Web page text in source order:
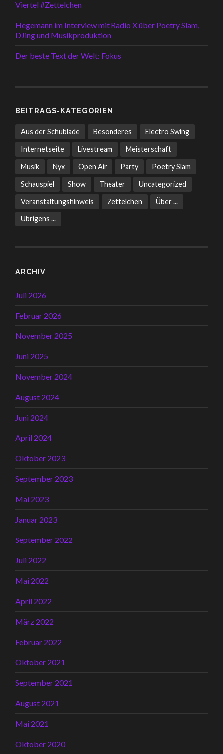
Viertel #Zettelchen
Hegemann im Interview mit Radio X über Poetry Slam,
DJing und Musikproduktion
Der beste Text der Welt: Fokus
BEITRAGS-KATEGORIEN
Aus der Schublade Besonderes Electro Swing
Internetseite Livestream Meisterschaft
Musik Nyx Open Air Party Poetry Slam
Schauspiel Show Theater Uncategorized
Veranstaltungshinweis Zettelchen Über ...
Übrigens ...
ARCHIV
Juli 2026
Februar 2026
November 2025
Juni 2025
November 2024
August 2024
Juni 2024
April 2024
Oktober 2023
September 2023
Mai 2023
Januar 2023
September 2022
Juli 2022
Mai 2022
April 2022
März 2022
Februar 2022
Oktober 2021
September 2021
August 2021
Mai 2021
Oktober 2020